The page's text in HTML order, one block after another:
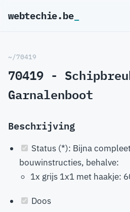
webtechie.be_
~/70419
70419 -
Garnalenboot
Beschrijving
Status (*): Bijna
bouwinstructies, behalve:
1x grijs 1x1 met haakje:
Doos